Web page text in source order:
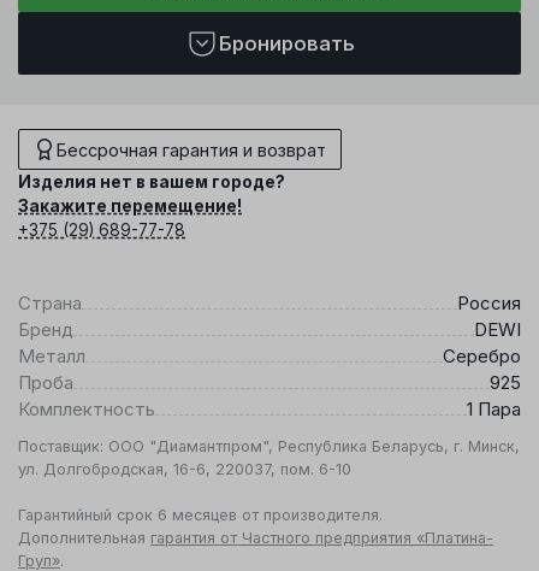
Бронировать
Бессрочная гарантия и возврат
Изделия нет в вашем городе?
Закажите перемещение!
+375 (29) 689-77-78
Страна
Россия
Бренд
DEWI
Металл
Серебро
Проба
925
Комплектность
1 Пара
Поставщик: ООО "Диамантпром", Республика Беларусь, г. Минск,
ул. Долгобродская, 16-6, 220037, пом. 6-10
Гарантийный срок 6 месяцев от производителя.
Дополнительная гарантия от Частного предприятия «Платина-
Груп».